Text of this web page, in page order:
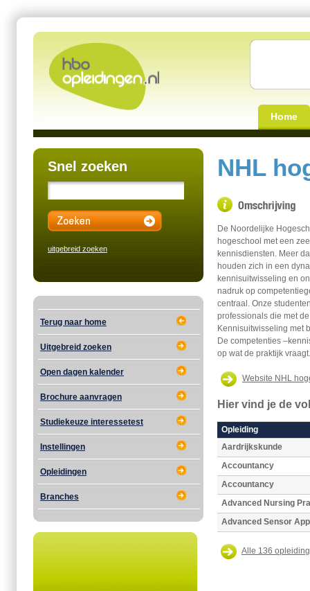
Home
Snel zoeken
uitgebreid zoeken
Terug naar home
Uitgebreid zoeken
Open dagen kalender
Brochure aanvragen
Studiekeuze interessetest
Instellingen
Opleidingen
Branches
NHL
De Noordelijke
hogeschool met een
kennisdiensten. Meer
houden zich in een
kennisuitwisseling en
nadruk op
centraal. Onze
professionals die met
Kennisuitwisseling met
De competenties
op wat de praktijk vraagt.
Website NHL
Hier vind je de
Opleiding
Aardrijkskunde
Accountancy
Accountancy
Advanced Nursing
Advanced Sensor
Alle 136